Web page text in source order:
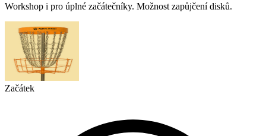
Workshop i pro úplné začátečníky. Možnost zapůjčení disků.
Začátek